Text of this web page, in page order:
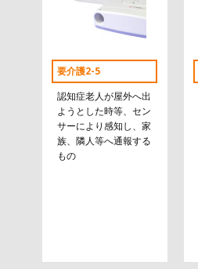
要介護2-5
認知症老人が屋外へ出
ようとした時等、セン
サーにより感知し、家
族、隣人等へ通報する
もの